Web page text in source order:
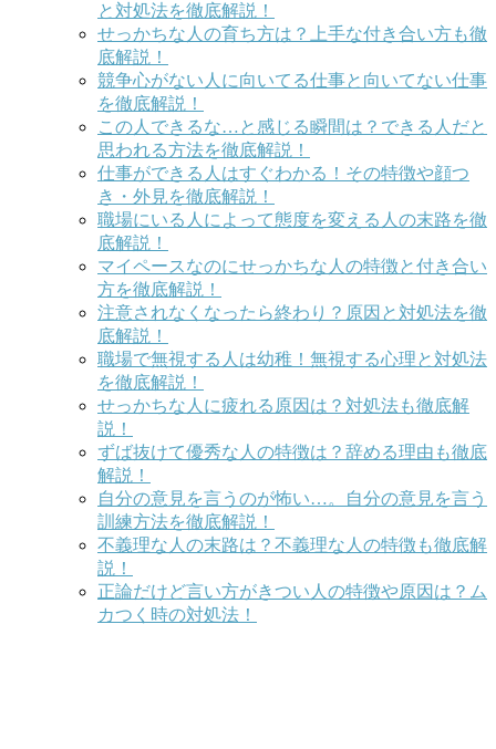
と対処法を徹底解説！
せっかちな人の育ち方は？上手な付き合い方も徹
底解説！
競争心がない人に向いてる仕事と向いてない仕事
を徹底解説！
この人できるな…と感じる瞬間は？できる人だと
思われる方法を徹底解説！
仕事ができる人はすぐわかる！その特徴や顔つ
き・外見を徹底解説！
職場にいる人によって態度を変える人の末路を徹
底解説！
マイペースなのにせっかちな人の特徴と付き合い
方を徹底解説！
注意されなくなったら終わり？原因と対処法を徹
底解説！
職場で無視する人は幼稚！無視する心理と対処法
を徹底解説！
せっかちな人に疲れる原因は？対処法も徹底解
説！
ずば抜けて優秀な人の特徴は？辞める理由も徹底
解説！
自分の意見を言うのが怖い…。自分の意見を言う
訓練方法を徹底解説！
不義理な人の末路は？不義理な人の特徴も徹底解
説！
正論だけど言い方がきつい人の特徴や原因は？ム
カつく時の対処法！